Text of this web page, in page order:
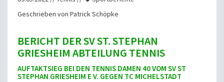
Geschrieben von Patrick Schöpke
BERICHT DER SV ST. STEPHAN
GRIESHEIM ABTEILUNG TENNIS
AUFTAKTSIEG BEI DEN TENNIS DAMEN 40 VOM SV ST
STEPHAN GRIESHEIM E V. GEGEN TC MICHELSTADT